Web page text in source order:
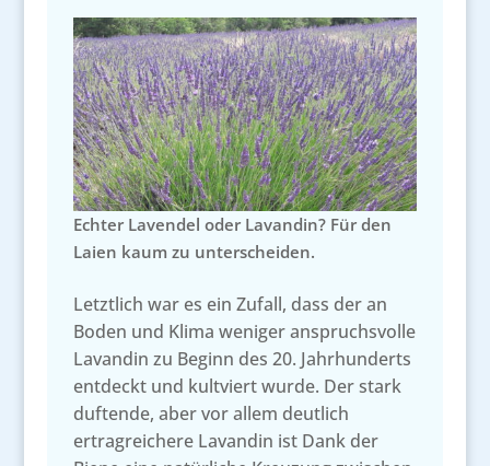
Echter Lavendel oder Lavandin? Für den
Laien kaum zu unterscheiden.
Letztlich war es ein Zufall, dass der an
Boden und Klima weniger anspruchsvolle
Lavandin zu Beginn des 20. Jahrhunderts
entdeckt und kultviert wurde. Der stark
duftende, aber vor allem deutlich
ertragreichere Lavandin ist Dank der